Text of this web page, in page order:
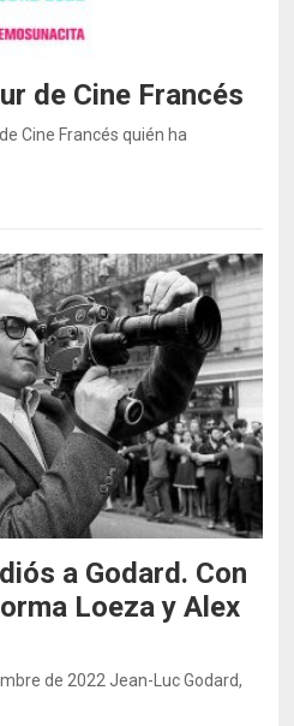
de Cine Francés
Cine Francés quién ha
a Godard. Con
Loeza y Alex
de 2022 Jean-Luc Godard,